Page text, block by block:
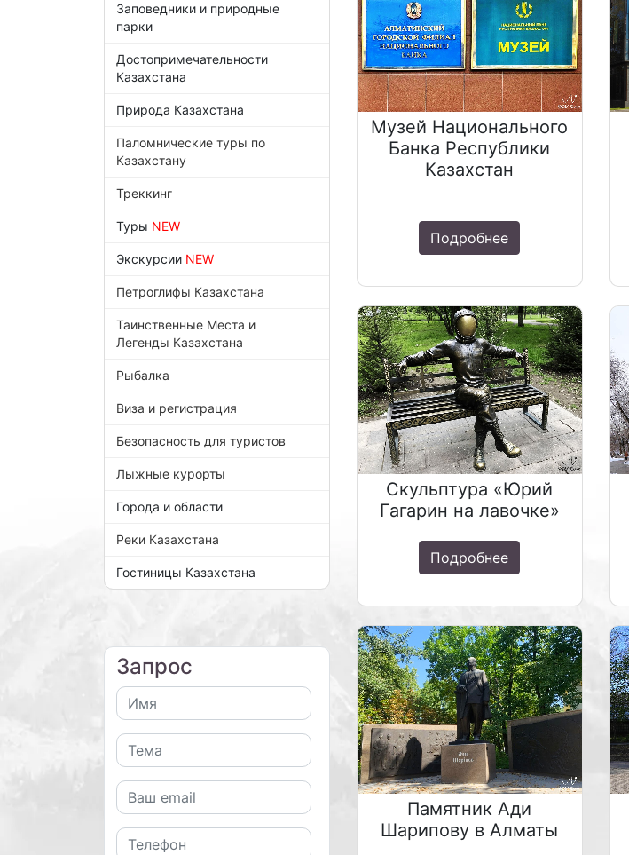
Заповедники и природные
парки
Достопримечательности
Казахстана
Природа Казахстана
Паломнические туры по
Казахстану
Треккинг
Туры NEW
Экскурсии NEW
Петроглифы Казахстана
Таинственные Места и
Легенды Казахстана
Рыбалка
Виза и регистрация
Безопасность для туристов
Лыжные курорты
Города и области
Реки Казахстана
Гостиницы Казахстана
Запрос
Музей Национального
Банка Республики
Казахстан
Подробнее
Скульптура «Юрий
Гагарин на лавочке»
Подробнее
Памятник Ади
Шарипову в Алматы